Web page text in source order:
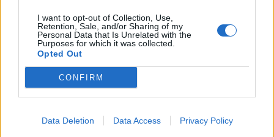
I want to opt-out of Collection, Use,
Retention, Sale, and/or Sharing of my
Personal Data that Is Unrelated with the
Purposes for which it was collected.
Opted Out
CONFIRM
Data Deletion Data Access Privacy Policy